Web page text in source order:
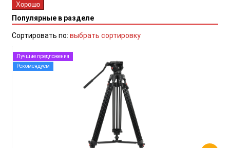
Хорошо
Популярные в разделе
Сортировать по: выбрать сортировку
Лучшие предложения
Рекомендуем